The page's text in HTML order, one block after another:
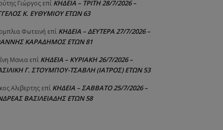
Γιώργος επί ΚΗΔΕΙΑ – ΤΡΙΤΗ 28/7/2026 –
Κ. ΕΥΘΥΜΙΟΥ ΕΤΩΝ 63
Φωτεινή επί ΚΗΔΕΙΑ – ΔΕΥΤΕΡΑ 27/7/2026 –
ΚΑΡΑΔΗΜΟΣ ΕΤΩΝ 81
Μανια επί ΚΗΔΕΙΑ – ΚΥΡΙΑΚΗ 26/7/2026 –
Γ. ΣΤΟΥΜΠΟΥ-ΤΣΑΒΛΗ (ΙΑΤΡΟΣ) ΕΤΩΝ 53
Αλιβερτης επί ΚΗΔΕΙΑ – ΣΑΒΒΑΤΟ 25/7/2026 –
ΒΑΣΙΛΕΙΑΔΗΣ ΕΤΩΝ 58